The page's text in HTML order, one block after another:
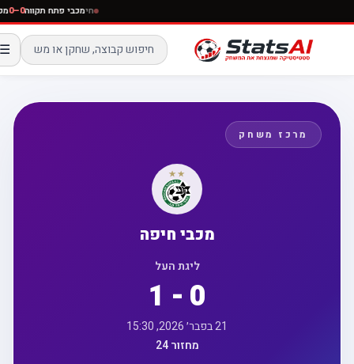
חימכבי פתח תקווה0–0
☰
מרכז משחק
מכבי חיפה
ליגת העל
1 - 0
מחזור 24